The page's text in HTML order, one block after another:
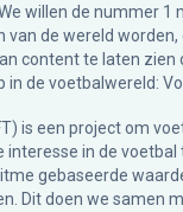
willen de nummer 1
de wereld
content te laten
in de voetbalwereld:
is een project om
interesse in de
gebaseerde
Dit doen we samen